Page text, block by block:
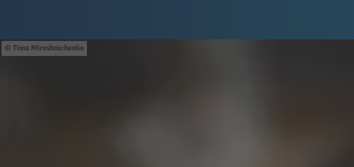
Tima Miroshnichenko